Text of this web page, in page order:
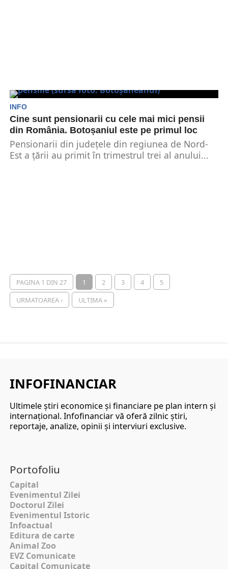
INFO
Cine sunt pensionarii cu cele mai mici pensii
din România. Botoșaniul este pe primul loc
Pensionarii din județele din regiunea de Nord-
Est a țării au primit în trimestrul trei al anului...
PAGINA 1 DIN 27 1 2 3 4
5
URMATOAREA ›
ULTIMA »
INFOFINANCIAR
Ultimele ştiri economice şi financiare pe plan intern şi
internaţional. Infofinanciar vă oferă zilnic ştiri,
reportaje, analize, opinii şi interviuri exclusive.
Portofoliu
Capital
Evenimentul Zilei
Doctorul Zilei
Evenimentul Istoric
Infoactual
Editura de carte
Animal Zoo
EVZ Comunicate
Capital Comunicate